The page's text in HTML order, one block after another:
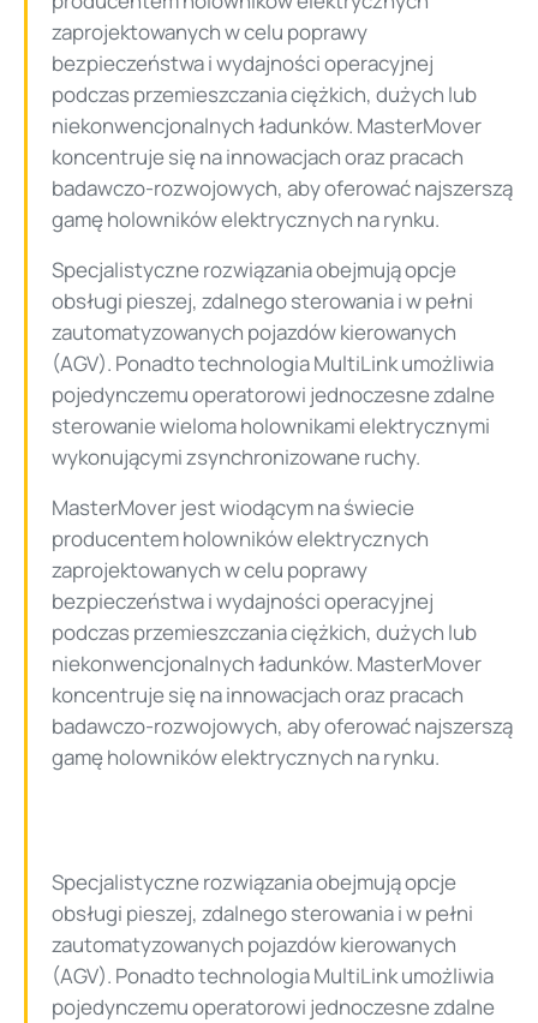
zaprojektowanych w celu poprawy
bezpieczeństwa i wydajności operacyjnej
podczas przemieszczania ciężkich, dużych lub
niekonwencjonalnych ładunków. MasterMover
koncentruje się na innowacjach oraz pracach
badawczo-rozwojowych, aby oferować najszerszą
gamę holowników elektrycznych na rynku.
Specjalistyczne rozwiązania obejmują opcje
obsługi pieszej, zdalnego sterowania i w pełni
zautomatyzowanych pojazdów kierowanych
(AGV). Ponadto technologia MultiLink umożliwia
pojedynczemu operatorowi jednoczesne zdalne
sterowanie wieloma holownikami elektrycznymi
wykonującymi zsynchronizowane ruchy.
MasterMover jest wiodącym na świecie
producentem holowników elektrycznych
zaprojektowanych w celu poprawy
bezpieczeństwa i wydajności operacyjnej
podczas przemieszczania ciężkich, dużych lub
niekonwencjonalnych ładunków. MasterMover
koncentruje się na innowacjach oraz pracach
badawczo-rozwojowych, aby oferować najszerszą
gamę holowników elektrycznych na rynku.
Specjalistyczne rozwiązania obejmują opcje
obsługi pieszej, zdalnego sterowania i w pełni
zautomatyzowanych pojazdów kierowanych
(AGV). Ponadto technologia MultiLink umożliwia
pojedynczemu operatorowi jednoczesne zdalne